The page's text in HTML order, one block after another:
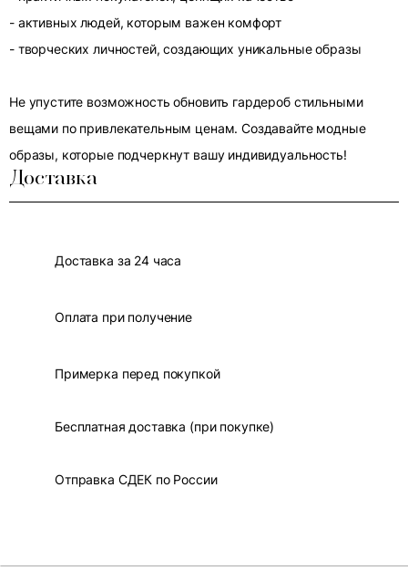
- активных людей, которым важен комфорт
- творческих личностей, создающих уникальные образы
Не упустите возможность обновить гардероб стильными
вещами по привлекательным ценам. Создавайте модные
образы, которые подчеркнут вашу индивидуальность!
Доставка
Доставка за 24 часа
Оплата при получение
Примерка перед покупкой
Бесплатная доставка (при покупке)
Отправка СДЕК по России